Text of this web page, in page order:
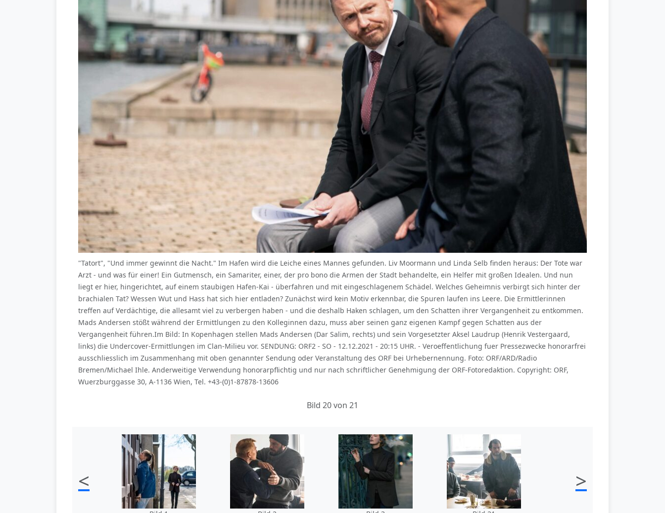
"Tatort", "Und immer gewinnt die Nacht." Im Hafen wird die Leiche eines Mannes gefunden. Liv Moormann und Linda Selb finden heraus: Der Tote war
Arzt - und was für einer! Ein Gutmensch, ein Samariter, einer, der pro bono die Armen der Stadt behandelte, ein Helfer mit großen Idealen. Und nun
liegt er hier, hingerichtet, auf einem staubigen Hafen-Kai - überfahren und mit eingeschlagenem Schädel. Welches Geheimnis verbirgt sich hinter der
brachialen Tat? Wessen Wut und Hass hat sich hier entladen? Zunächst wird kein Motiv erkennbar, die Spuren laufen ins Leere. Die Ermittlerinnen
treffen auf Verdächtige, die allesamt viel zu verbergen haben - und die deshalb Haken schlagen, um den Schatten ihrer Vergangenheit zu entkommen.
Mads Andersen stößt während der Ermittlungen zu den Kolleginnen dazu, muss aber seinen ganz eigenen Kampf gegen Schatten aus der
Vergangenheit führen.Im Bild: In Kopenhagen stellen Mads Andersen (Dar Salim, rechts) und sein Vorgesetzter Aksel Laudrup (Henrik Vestergaard,
links) die Undercover-Ermittlungen im Clan-Milieu vor. SENDUNG: ORF2 - SO - 12.12.2021 - 20:15 UHR. - Veroeffentlichung fuer Pressezwecke honorarfrei
ausschliesslich im Zusammenhang mit oben genannter Sendung oder Veranstaltung des ORF bei Urhebernennung. Foto: ORF/ARD/Radio
Bremen/Michael Ihle. Anderweitige Verwendung honorarpflichtig und nur nach schriftlicher Genehmigung der ORF-Fotoredaktion. Copyright: ORF,
Wuerzburggasse 30, A-1136 Wien, Tel. +43-(0)1-87878-13606
Bild 20 von 21
< >